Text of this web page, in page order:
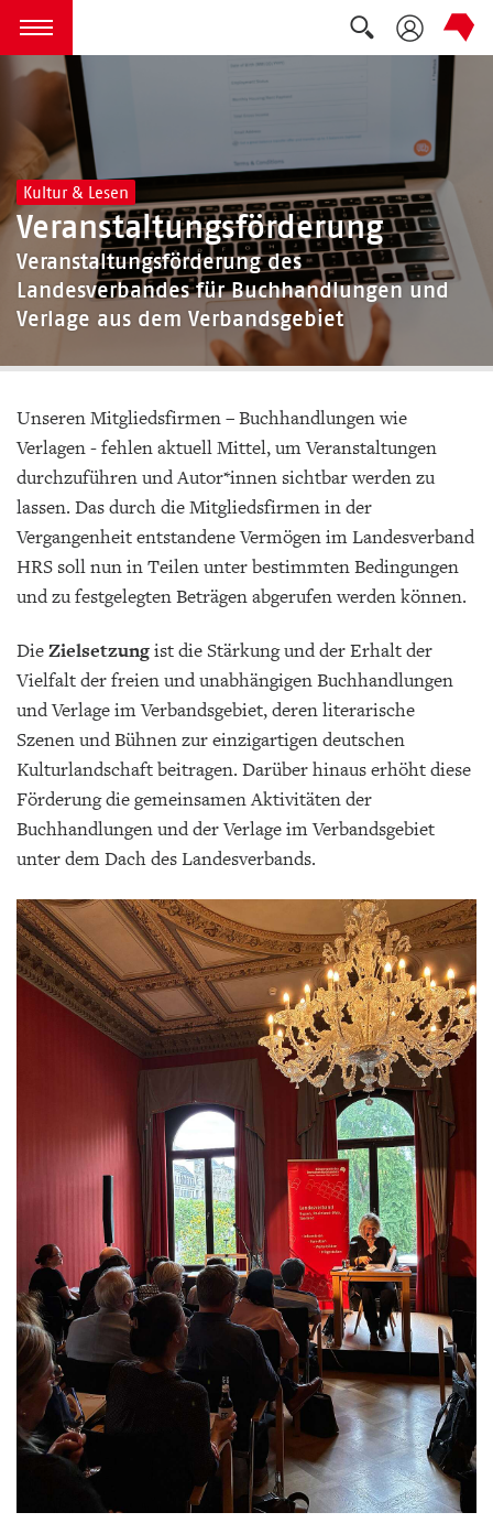
zum Inhalt springen
Menü öffnen
Suche
Kultur & Lesen
Veranstaltungsförderung
Veranstaltungsförderung des
Landesverbandes für Buchhandlungen und
Verlage aus dem Verbandsgebiet
Unseren Mitgliedsfirmen – Buchhandlungen wie
Verlagen - fehlen aktuell Mittel, um Veranstaltungen
durchzuführen und Autor*innen sichtbar werden zu
lassen. Das durch die Mitgliedsfirmen in der
Vergangenheit entstandene Vermögen im Landesverband
HRS soll nun in Teilen unter bestimmten Bedingungen
und zu festgelegten Beträgen abgerufen werden können.
DieZielsetzungist die Stärkung und der Erhalt der
Vielfalt der freien und unabhängigen Buchhandlungen
und Verlage im Verbandsgebiet, deren literarische
Szenen und Bühnen zur einzigartigen deutschen
Kulturlandschaft beitragen. Darüber hinaus erhöht diese
Förderung die gemeinsamen Aktivitäten der
Buchhandlungen und der Verlage im Verbandsgebiet
unter dem Dach des Landesverbands.